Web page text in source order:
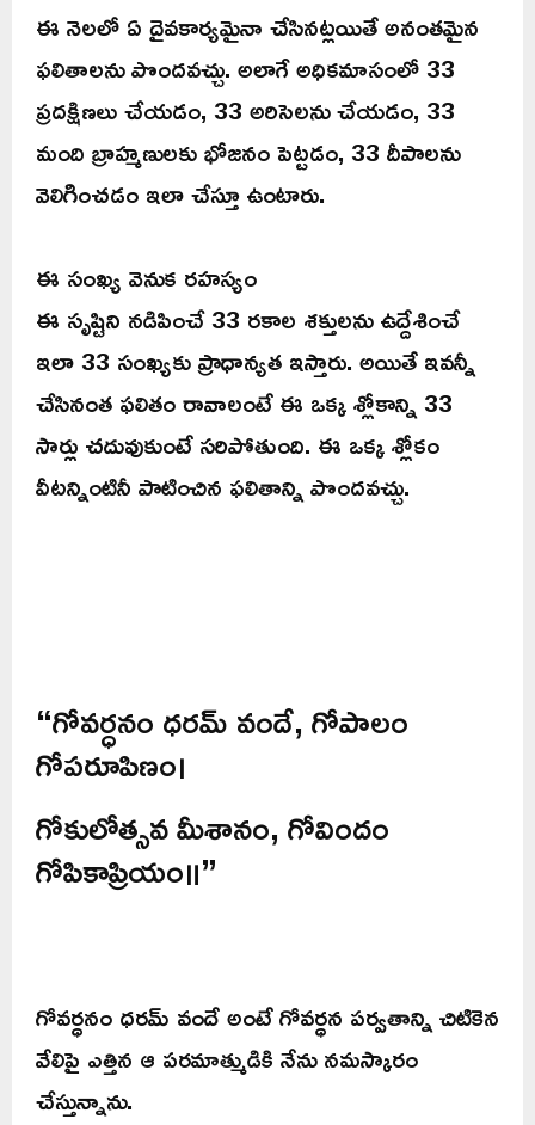
ఈ నెలలో ఏ దైవకార్యమైనా చేసినట్లయితే అనంతమైన
ఫలితాలను పొందవచ్చు. అలాగే అధికమాసంలో 33
ప్రదక్షిణలు చేయడం, 33 అరిసెలను చేయడం, 33
మంది బ్రాహ్మణులకు భోజనం పెట్టడం, 33 దీపాలను
వెలిగించడం ఇలా చేస్తూ ఉంటారు.
ఈ సంఖ్య వెనుక రహస్యం
ఈ సృష్టిని నడిపించే 33 రకాల శక్తులను ఉద్దేశించే
ఇలా 33 సంఖ్యకు ప్రాధాన్యత ఇస్తారు. అయితే ఇవన్నీ
చేసినంత ఫలితం రావాలంటే ఈ ఒక్క శ్లోకాన్ని 33
సార్లు చదువుకుంటే సరిపోతుంది. ఈ ఒక్క శ్లోకం
వీటన్నింటినీ పాటించిన ఫలితాన్ని పొందవచ్చు.
“గోవర్ధనం ధరమ్ వందే, గోపాలం
గోపరూపిణం।
గోకులోత్సవ మీశానం, గోవిందం
గోపికాప్రియం॥”
గోవర్ధనం ధరమ్ వందే అంటే గోవర్ధన పర్వతాన్ని చిటికెన
వేలిపై ఎత్తిన ఆ పరమాత్ముడికి నేను నమస్కారం
చేస్తున్నాను.